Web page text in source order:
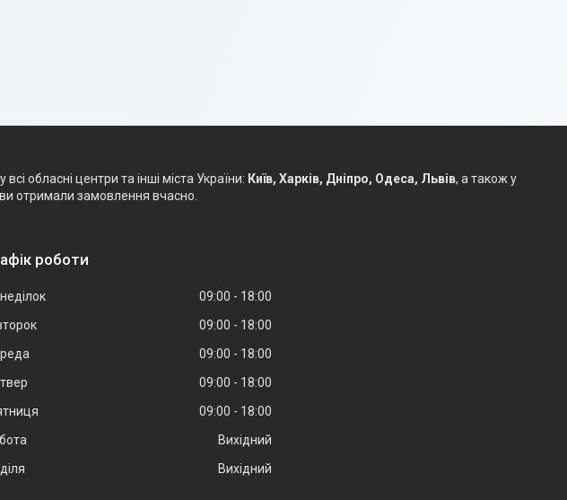
обласні центри та інші міста України: Київ, Харків, Дніпро, Одеса, Львів, а також у
отримали замовлення вчасно.
роботи
09:00
18:00
09:00
18:00
09:00
18:00
09:00
18:00
09:00
18:00
Вихідний
Вихідний